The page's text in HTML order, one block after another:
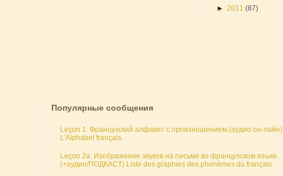
► 2011 (87)
Популярные сообщения
Leçon 1. Французский алфавит с произношением.(аудио он-лайн)
L'Alphabet français.
Leçon 2a. Изображение звуков на письмe во французском языке.
(+аудио/ПОДКАСТ) Liste des graphies des phonèmes du français.